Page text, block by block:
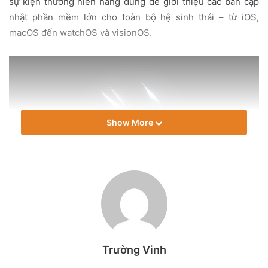
nhật phần mềm lớn cho toàn bộ hệ sinh thái – từ iOS,
macOS đến watchOS và visionOS.
Bài phát biểu khai mạc sẽ diễn ra lúc 0 giờ sáng ngày 9
tháng 6 theo giờ Việt Nam, phát trực tiếp trên apple.com,
ứng dụng Apple TV và kênh YouTube của Apple. Ngay sau
Show More
Trường Vinh